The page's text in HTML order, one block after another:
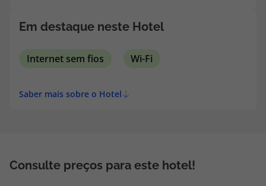
Em destaque neste Hotel
Internet sem fios Wi-Fi
Saber mais sobre o Hotel
Consulte preços para este hotel!